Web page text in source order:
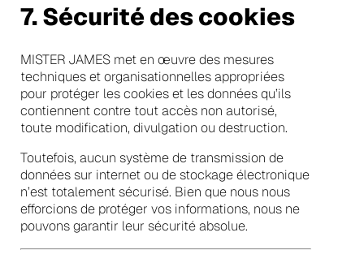
7. Sécurité des cookies
MISTER JAMES met en œuvre des mesures
techniques et organisationnelles appropriées
pour protéger les cookies et les données qu’ils
contiennent contre tout accès non autorisé,
toute modification, divulgation ou destruction.
Toutefois, aucun système de transmission de
données sur internet ou de stockage électronique
n’est totalement sécurisé. Bien que nous nous
efforcions de protéger vos informations, nous ne
pouvons garantir leur sécurité absolue.